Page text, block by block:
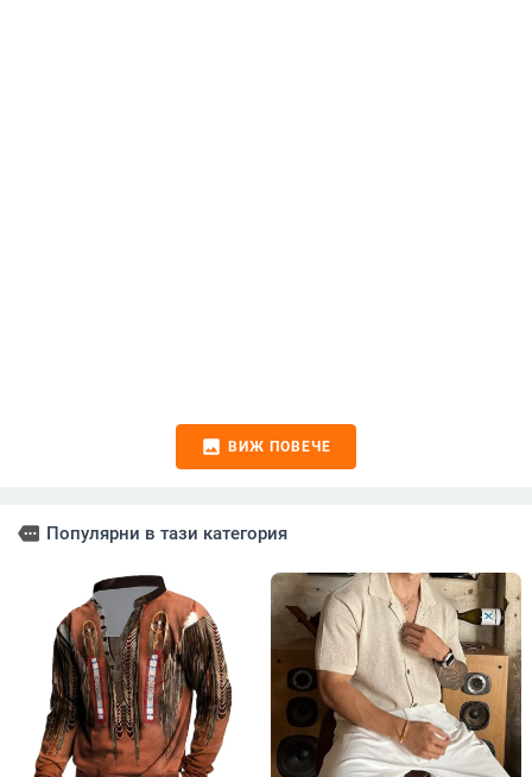
image ВИЖ ПОВЕЧЕ
more Популярни в тази категория